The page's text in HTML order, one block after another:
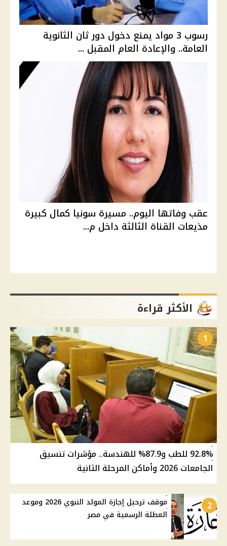
رسوب 3 مواد يمنع دخول دور ثان الثانوية
العامة.. والإعادة العام المقبل ...
عقب وفاتها اليوم.. مسيرة سونيا كمال كبيرة
مذيعات القناة الثالثة داخل م...
الأكثر قراءة
1
92.8% للطب و87.9% للهندسة.. مؤشرات تنسيق
الجامعات 2026 وأماكن المرحلة الثانية
2
موقف ترحيل إجازة المولد النبوي 2026 وموعد
العطلة الرسمية في مصر